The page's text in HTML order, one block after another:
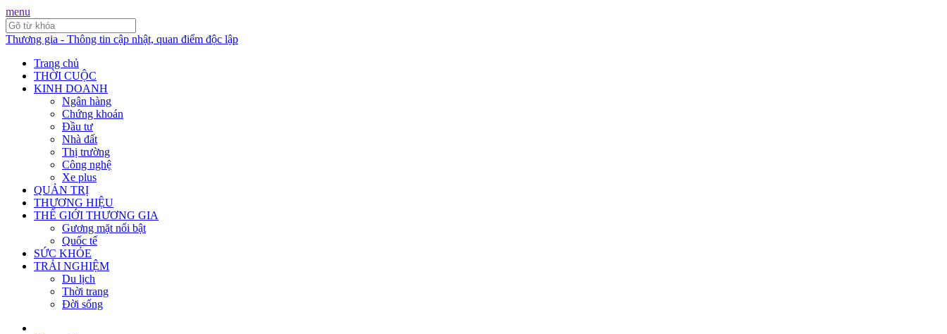
menu
Thương gia - Thông tin cập nhật, quan điểm độc lập
Trang chủ
THỜI CUỘC
KINH DOANH
Ngân hàng
Chứng khoán
Đầu tư
Nhà đất
Thị trường
Công nghệ
Xe plus
QUẢN TRỊ
THƯƠNG HIỆU
THẾ GIỚI THƯƠNG GIA
Gương mặt nổi bật
Quốc tế
SỨC KHỎE
TRẢI NGHIỆM
Du lịch
Thời trang
Đời sống